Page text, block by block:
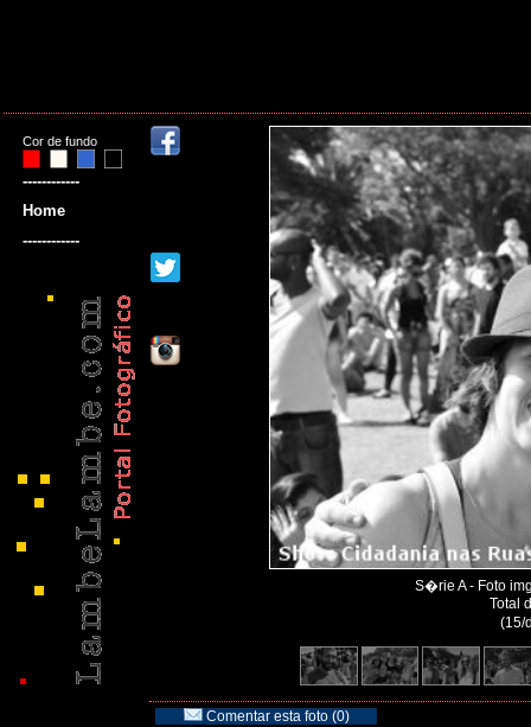
Cor de fundo
------------
Home
------------
S�rie A - Foto
Total
(15/
Comentar esta foto (0)